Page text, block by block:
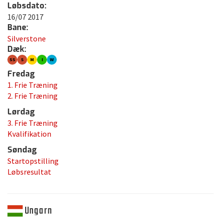
Løbsdato:
16/07 2017
Bane:
Silverstone
Dæk:
SS S M I W
Fredag
1. Frie Træning
2. Frie Træning
Lørdag
3. Frie Træning
Kvalifikation
Søndag
Startopstilling
Løbsresultat
Ungarn